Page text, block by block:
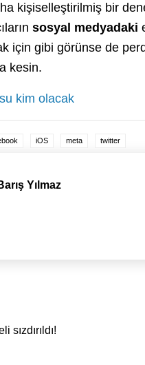
kişiselleştirilmiş bir
sosyal medyadaki
için gibi görünse de
kesin.
kim olacak
iOS meta twitter
Yılmaz
sızdırıldı!